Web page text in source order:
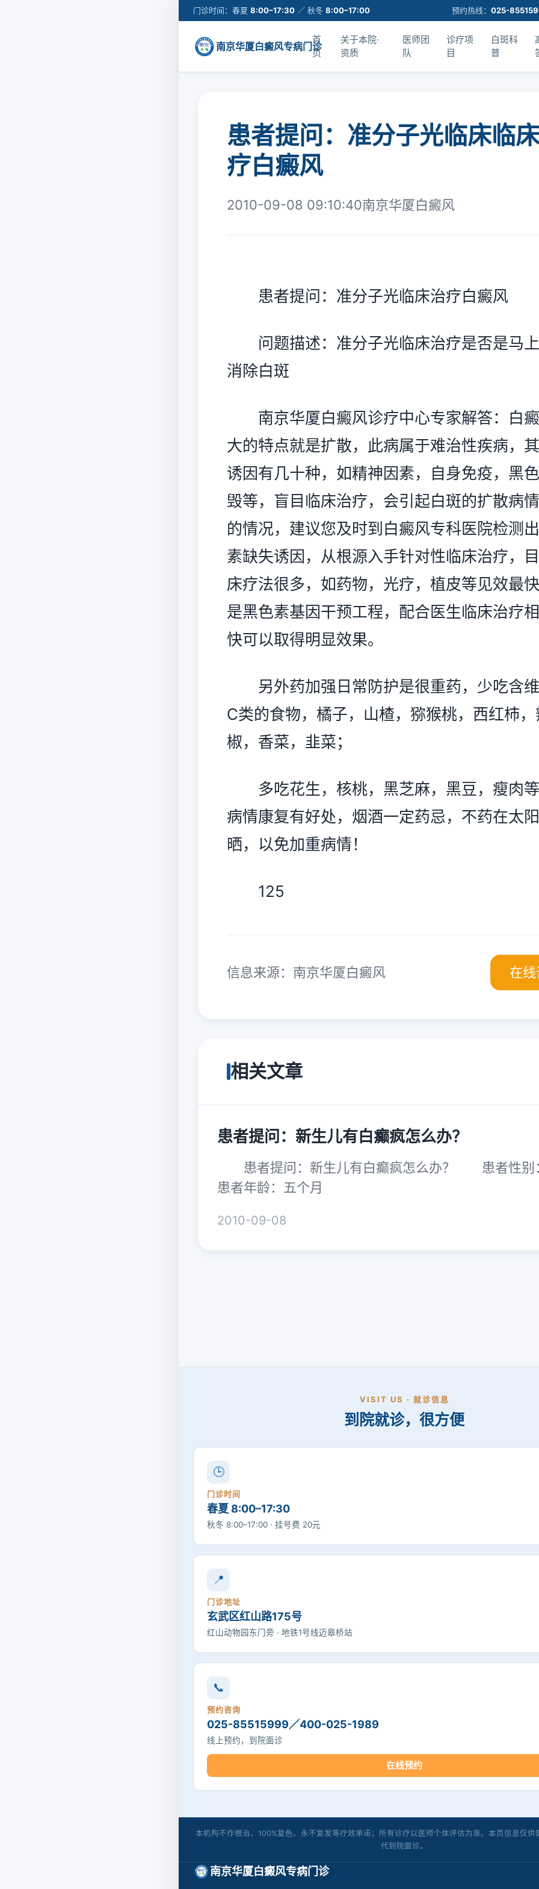
门诊时间：春夏 8:00–17:30 ／ 秋冬 8:00–17:00 预约热线： 025-
南京华厦白癜风专病门诊
首
页
关于本院·
资质
医师团
队
诊疗项
目
白斑科
普
患者提问：准分子光临床临
疗白癜风
2010-09-08 09:10:40南京华厦白癜风
患者提问：准分子光临床治疗白癜风
问题描述：准分子光临床治疗是否是马
消除白斑
南京华厦白癜风诊疗中心专家解答：白
大的特点就是扩散，此病属于难治性疾病，
诱因有几十种，如精神因素，自身免疫，黑
毁等，盲目临床治疗，会引起白斑的扩散病
的情况，建议您及时到白癜风专科医院检测
素缺失诱因，从根源入手针对性临床治疗，
床疗法很多，如药物，光疗，植皮等见效最
是黑色素基因干预工程，配合医生临床治疗
快可以取得明显效果。
另外药加强日常防护是很重药，少吃含
C类的食物，橘子，山楂，猕猴桃，西红柿，
椒，香菜，韭菜；
多吃花生，核桃，黑芝麻，黑豆，瘦肉
病情康复有好处，烟酒一定药忌，不药在太
晒，以免加重病情！
125
信息来源：南京华厦白癜风 在
相关文章
患者提问：新生儿有白癫疯怎么办？
患者提问：新生儿有白癫疯怎么办？ 患者
患者年龄：五个月
2010-09-08
VISIT US · 就诊信息
到院就诊，很方便
🕒
门诊时间
春夏 8:00–17:30
秋冬 8:00–17:00 · 挂号费 20元
📍
门诊地址
玄武区红山路175号
红山动物园东门旁 · 地铁1号线迈皋桥站
📞
预约咨询
025-85515999／400-025-1989
线上预约，到院面诊
在线预约
本机构不作根治、100%复色、永不复发等疗效承诺；所有诊疗以医师个体评估为准。本页信息仅供
代到院面诊。
南京华厦白癜风专病门诊